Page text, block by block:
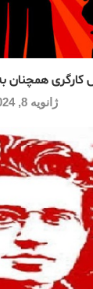
همچنان
ژانویه 8, 2024